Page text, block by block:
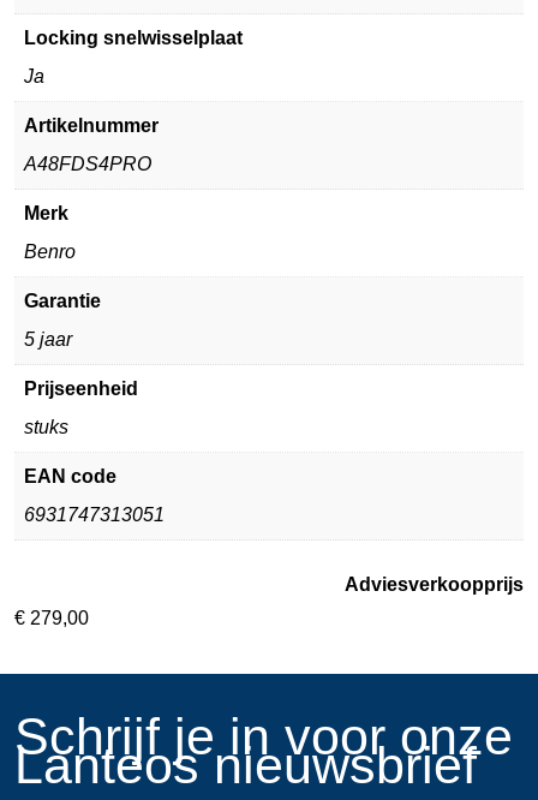
Locking snelwisselplaat
Ja
Artikelnummer
A48FDS4PRO
Merk
Benro
Garantie
5 jaar
Prijseenheid
stuks
EAN code
6931747313051
Adviesverkoopprijs
€ 279,00
​Schrijf je in voor onze
Lanteos nieuwsbrief